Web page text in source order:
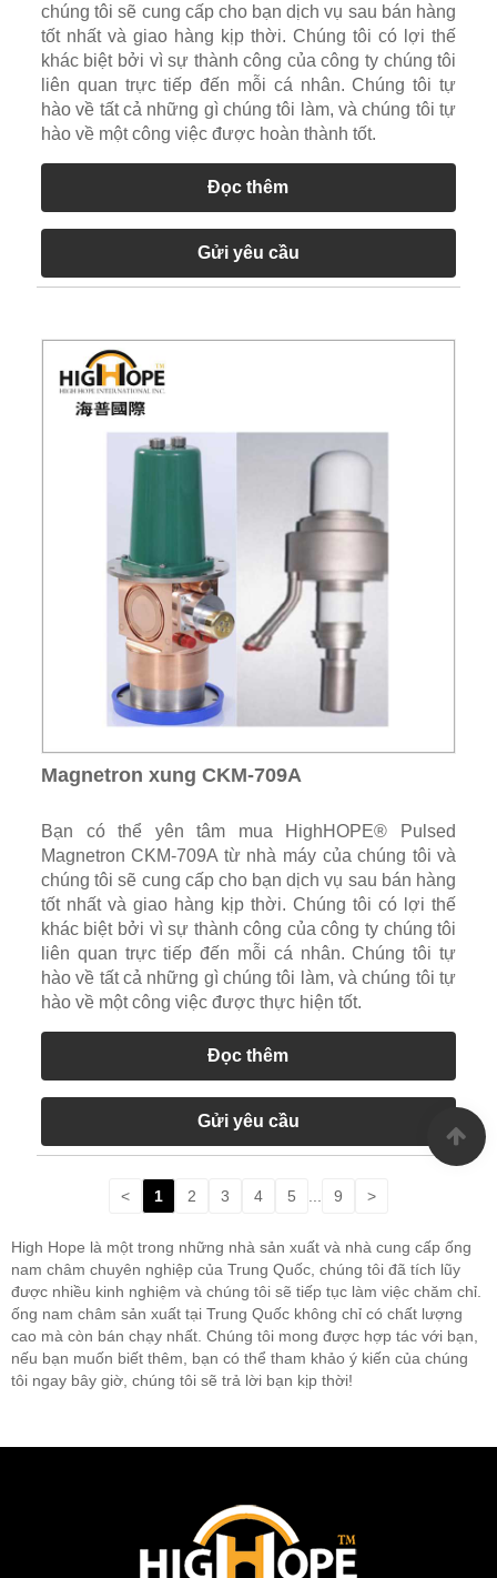
chúng tôi sẽ cung cấp cho bạn dịch vụ sau bán hàng
tốt nhất và giao hàng kịp thời. Chúng tôi có lợi thế
khác biệt bởi vì sự thành công của công ty chúng tôi
liên quan trực tiếp đến mỗi cá nhân. Chúng tôi tự
hào về tất cả những gì chúng tôi làm, và chúng tôi tự
hào về một công việc được hoàn thành tốt.
Đọc thêm
Gửi yêu cầu
Magnetron xung CKM-709A
Bạn có thể yên tâm mua HighHOPE® Pulsed
Magnetron CKM-709A từ nhà máy của chúng tôi và
chúng tôi sẽ cung cấp cho bạn dịch vụ sau bán hàng
tốt nhất và giao hàng kịp thời. Chúng tôi có lợi thế
khác biệt bởi vì sự thành công của công ty chúng tôi
liên quan trực tiếp đến mỗi cá nhân. Chúng tôi tự
hào về tất cả những gì chúng tôi làm, và chúng tôi tự
hào về một công việc được thực hiện tốt.
Đọc thêm
Gửi yêu cầu
< 1 2 3 4 5 9 >
High Hope là một trong những nhà sản xuất và nhà cung cấp ống
nam châm chuyên nghiệp của Trung Quốc, chúng tôi đã tích lũy
được nhiều kinh nghiệm và chúng tôi sẽ tiếp tục làm việc chăm chỉ.
ống nam châm sản xuất tại Trung Quốc không chỉ có chất lượng
cao mà còn bán chạy nhất. Chúng tôi mong được hợp tác với bạn,
nếu bạn muốn biết thêm, bạn có thể tham khảo ý kiến ​​của chúng
tôi ngay bây giờ, chúng tôi sẽ trả lời bạn kịp thời!